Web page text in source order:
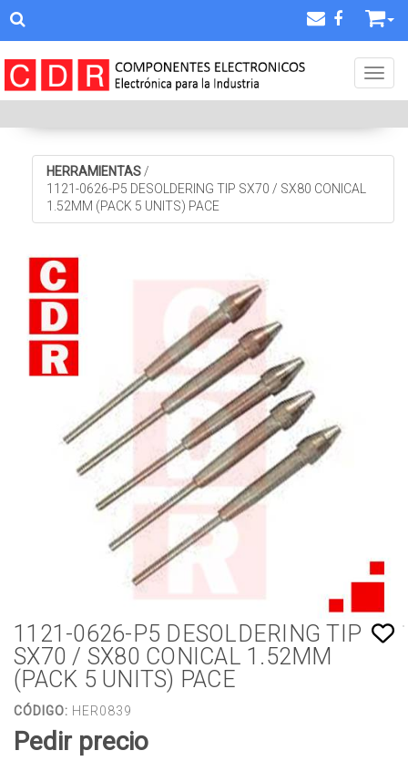
HERRAMIENTAS /
1121-0626-P5 DESOLDERING TIP SX70 / SX80 CONICAL
1.52MM (PACK 5 UNITS) PACE
1121-0626-P5 DESOLDERING TIP
SX70 / SX80 CONICAL 1.52MM
(PACK 5 UNITS) PACE
CÓDIGO: HER0839
Pedir precio